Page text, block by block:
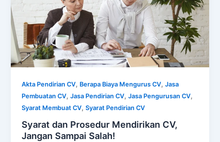
Akta Pendirian CV, Berapa Biaya Mengurus CV,Jasa
Pembuatan CV,Jasa Pendirian CV,Jasa Pengurusan CV,
Syarat Membuat CV,Syarat Pendirian CV
Syarat dan Prosedur Mendirikan CV,
Jangan Sampai Salah!